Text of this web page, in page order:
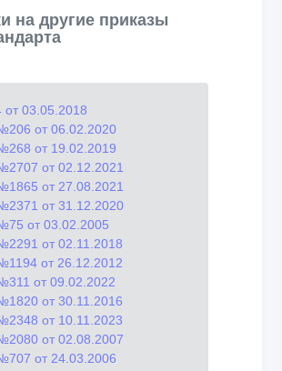
на другие приказы
03.05.2018
от 06.02.2020
от 19.02.2019
от 02.12.2021
от 27.08.2021
от 31.12.2020
от 03.02.2005
от 02.11.2018
от 26.12.2012
от 09.02.2022
от 30.11.2016
от 10.11.2023
от 02.08.2007
от 24.03.2006